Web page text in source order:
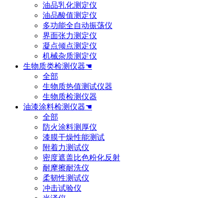
油品乳化测定仪
油品酸值测定仪
多功能全自动振荡仪
界面张力测定仪
凝点倾点测定仪
机械杂质测定仪
生物质类检测仪器☚
全部
生物质热值测试仪器
生物质检测仪器
油漆涂料检测仪器☚
全部
防火涂料测厚仪
漆膜干燥性能测试
附着力测试仪
密度遮盖比色粉化反射
耐摩擦耐洗仪
柔韧性测试仪
冲击试验仪